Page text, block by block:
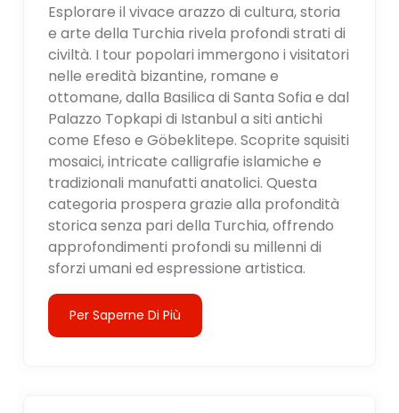
Esplorare il vivace arazzo di cultura, storia
e arte della Turchia rivela profondi strati di
civiltà. I tour popolari immergono i visitatori
nelle eredità bizantine, romane e
ottomane, dalla Basilica di Santa Sofia e dal
Palazzo Topkapi di Istanbul a siti antichi
come Efeso e Göbeklitepe. Scoprite squisiti
mosaici, intricate calligrafie islamiche e
tradizionali manufatti anatolici. Questa
categoria prospera grazie alla profondità
storica senza pari della Turchia, offrendo
approfondimenti profondi su millenni di
sforzi umani ed espressione artistica.
Per Saperne Di Più